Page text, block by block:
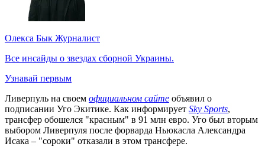
Олекса Бык Журналист
Все инсайды о звездах сборной Украины.
Узнавай первым
Ливерпуль на своем официальном сайте объявил о
подписании Уго Экитике. Как информирует Sky Sports,
трансфер обошелся "красным" в 91 млн евро. Уго был вторым
выбором Ливерпуля после форварда Ньюкасла Александра
Исака – "сороки" отказали в этом трансфере.